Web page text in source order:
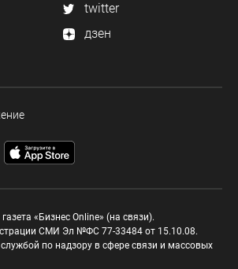
twitter
дзен
«Бизнес Online» (на связи).
СМИ Эл №ФС 77-33484 от 15.10.08.
по надзору в сфере связи и массовых